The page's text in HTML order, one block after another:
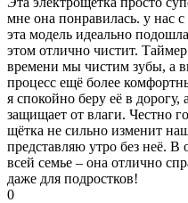
мне она понравилась. у нас
эта модель идеально
этом отлично чистит.
времени мы чистим зубы, а
процесс ещё более
я спокойно беру её в
защищает от влаги. Честно
щётка не сильно изменит
представляю утро без неё.
всей семье – она отлично
даже для подростков!
0